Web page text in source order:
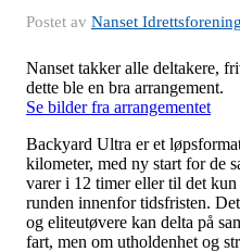
Postet av Nanset Idrettsforening
Nanset takker alle deltakere,
dette ble en bra arrangement.
Se bilder fra arrangementet
Backyard Ultra er et
kilometer, med ny start for de
varer i 12 timer eller til det
runden innenfor tidsfristen.
og eliteutøvere kan delta på
fart, men om utholdenhet og